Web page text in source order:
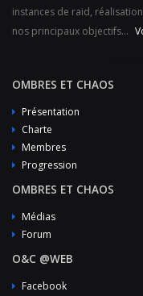
instances de raid,
nos principaux objectifs...
OMBRES ET CHAOS
Présentation
Charte
Membres
Progression
OMBRES ET CHAOS
Médias
Forum
O&C @WEB
Facebook